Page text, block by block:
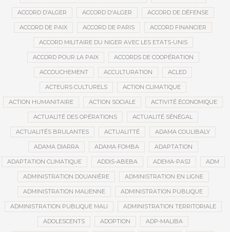
ACCORD D’ALGER ACCORD D'ALGER ACCORD DE DÉFENSE
ACCORD DE PAIX ACCORD DE PARIS ACCORD FINANCIER
ACCORD MILITAIRE DU NIGER AVEC LES ETATS-UNIS
ACCORD POUR LA PAIX ACCORDS DE COOPÉRATION
ACCOUCHEMENT ACCULTURATION ACLED
ACTEURS CULTURELS ACTION CLIMATIQUE
ACTION HUMANITAIRE ACTION SOCIALE ACTIVITÉ ÉCONOMIQUE
ACTUALITÉ DES OPÉRATIONS ACTUALITÉ SÉNÉGAL
ACTUALITÉS BRULANTES ACTUALITTÉ ADAMA COULIBALY
ADAMA DIARRA ADAMA FOMBA ADAPTATION
ADAPTATION CLIMATIQUE ADDIS-ABEBA ADEMA-PASJ ADM
ADMINISTRATION DOUANIÈRE ADMINISTRATION EN LIGNE
ADMINISTRATION MALIENNE ADMINISTRATION PUBLIQUE
ADMINISTRATION PUBLIQUE MALI ADMINISTRATION TERRITORIALE
ADOLESCENTS ADOPTION ADP-MALIBA